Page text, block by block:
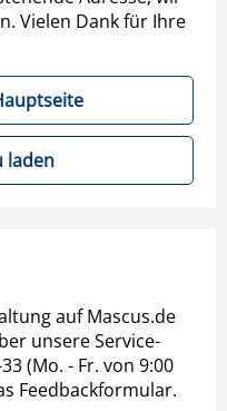
Vielen Dank für Ihre
laden
auf Mascus.de
unsere Service-
(Mo. - Fr. von 9:00
Feedbackformular.